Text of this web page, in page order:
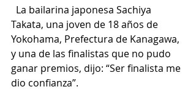
Takata, una joven de 18 años de
Yokohama, Prefectura de Kanagawa,
y una de las finalistas que no pudo
ganar premios, dijo: “Ser finalista me
dio confianza”.